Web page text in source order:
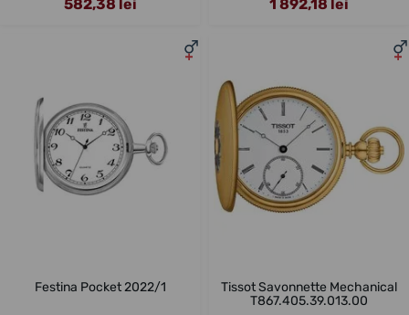
582,38 lei 1 892,18 lei
Festina Pocket 2022/1
Tissot Savonnette Mechanical
T867.405.39.013.00